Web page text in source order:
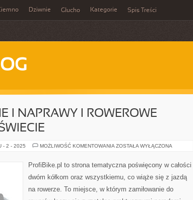
Dziwnie Głucho Kategorie Spis Treści
I NAPRAWY I ROWEROWE
- 2 - 2025 MOŻLIWOŚĆ KOMENTOWANIA SERWISOWANIE
ROWEROWE
PO
ZOSTAŁA WYŁĄCZONA
ProfiBike.pl to strona tematyczna poświęcony w całości
dwóm kółkom oraz wszystkiemu, co wiąże się z jazdą
na rowerze. To miejsce, w którym zamiłowanie do